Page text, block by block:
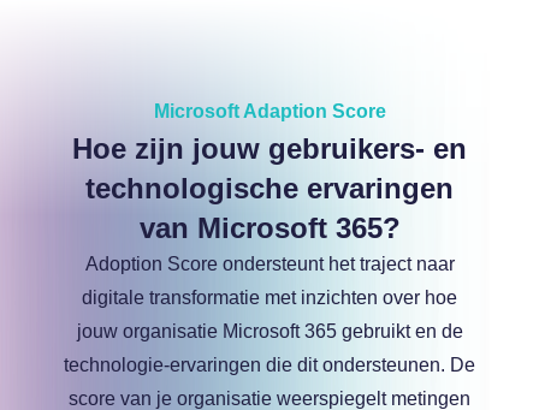
Microsoft Adaption Score
Hoe zijn jouw gebruikers- en
technologische ervaringen
van Microsoft 365?
Adoption Score ondersteunt het traject naar
digitale transformatie met inzichten over hoe
jouw organisatie Microsoft 365 gebruikt en de
technologie-ervaringen die dit ondersteunen. De
score van je organisatie weerspiegelt metingen